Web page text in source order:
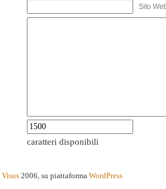
Sito
caratteri disponibili
Visus 2006, su piattaforma WordPress